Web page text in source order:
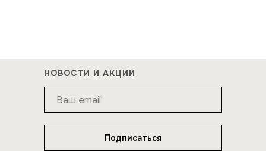
Подписаться
НОВОСТИ И АКЦИИ